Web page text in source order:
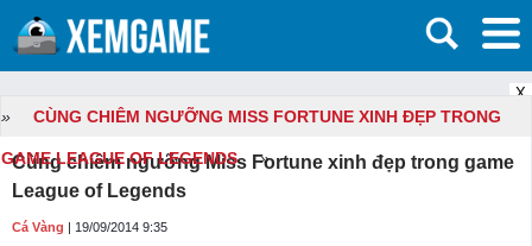
X
» CÙNG CHIÊM NGƯỠNG MISS FORTUNE XINH ĐẸP TRONG
GAME LEAGUE OF LEGENDS »
Cùng chiêm ngưỡng Miss Fortune xinh đẹp trong game
League of Legends
Cá Vàng | 19/09/2014 9:35